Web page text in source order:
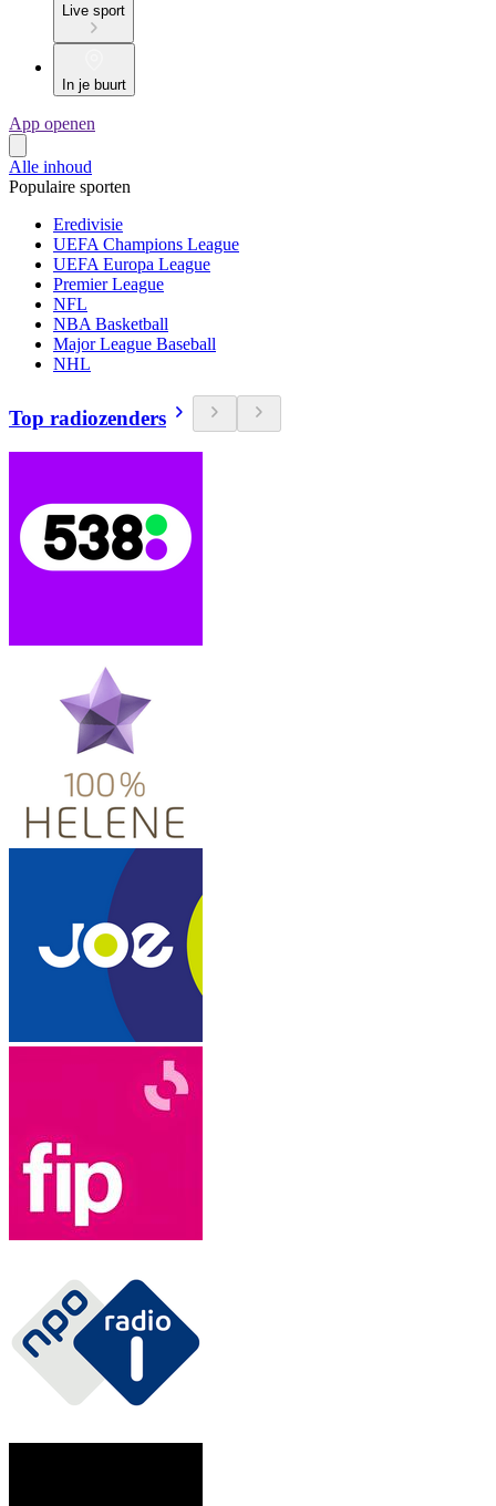
Live sport
In je buurt
App openen
Alle inhoud
Populaire sporten
Eredivisie
UEFA Champions League
UEFA Europa League
Premier League
NFL
NBA Basketball
Major League Baseball
NHL
Top radiozenders